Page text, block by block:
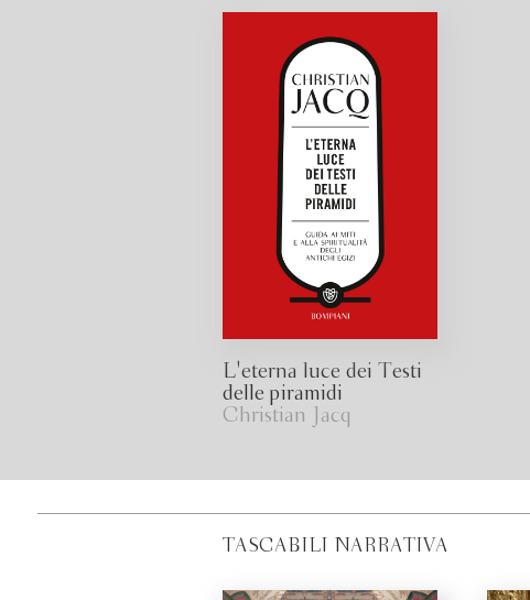
L'eterna luce dei Testi
delle piramidi
Christian Jacq
TASCABILI NARRATIVA